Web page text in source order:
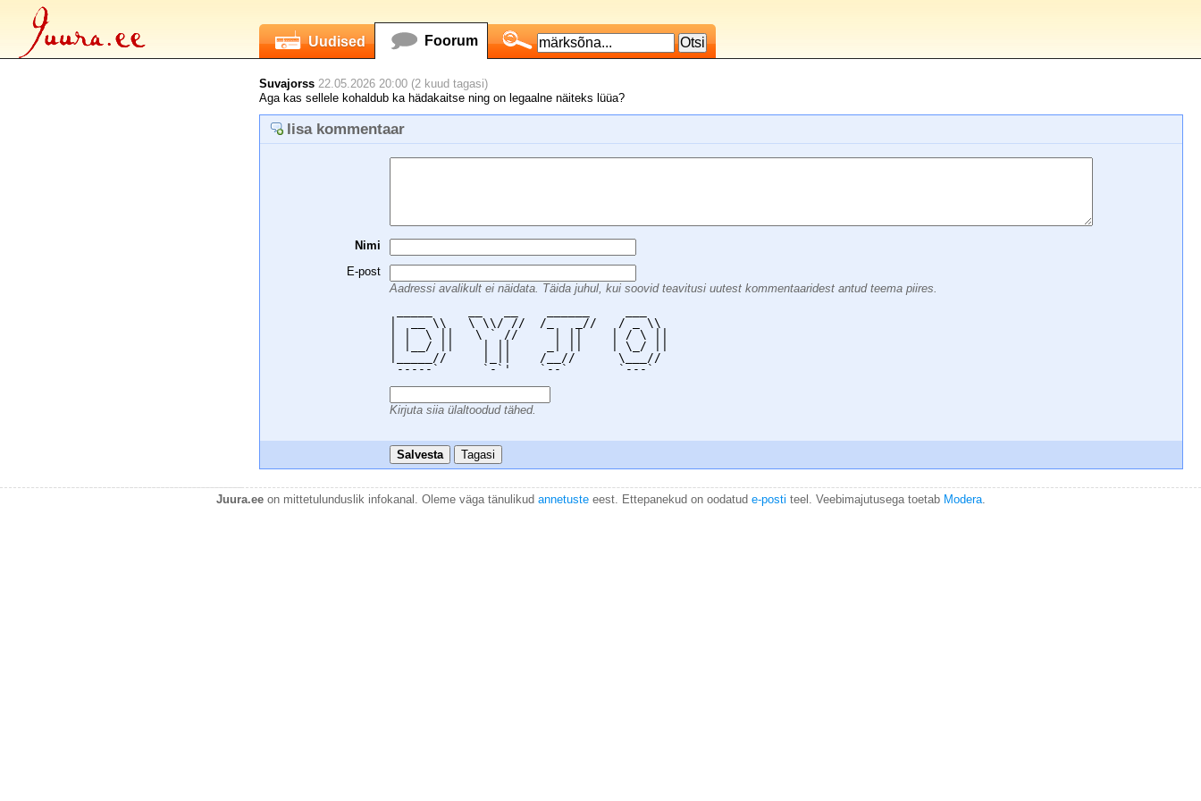
Uudised Foorum
Suvajorss 22.05.2026 20:00 (2 kuud tagasi)
Aga kas sellele kohaldub ka hädakaitse ning on legaalne näiteks lüüa?
lisa kommentaar
Nimi
E-post
Aadressi avalikult ei näidata. Täida juhul, kui soovid teavitusi uutest kommentaaridest antud teema piires.
|  __ \\   \ \\/ //  /_   _//   / _ \\
| |  \ ||   \ ` //     | ||    | / \ ||
| |__/ ||    | ||     _| ||    | \_/ ||
|_____//     |_||    /__//      \___//
-----`      `-`'    `--`       `---`
Kirjuta siia ülaltoodud tähed.
Salvesta Tagasi
Juura.eeon mittetulunduslik infokanal. Oleme väga tänulikud annetusteeest. Ettepanekud on oodatud e-posti teel. Veebimajutusega toetab Modera.